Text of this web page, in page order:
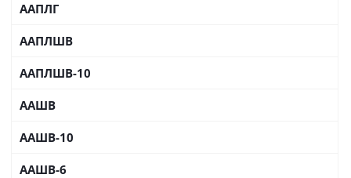
ААПЛГ
ААПЛШВ
ААПЛШВ-10
ААШВ
ААШВ-10
ААШВ-6